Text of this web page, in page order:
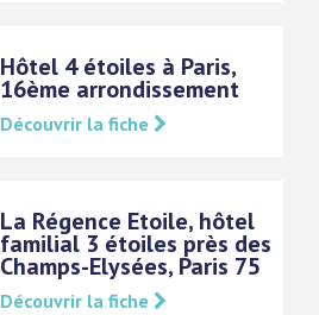
Hôtel 4 étoiles à Paris,
16ème arrondissement
Découvrir la fiche
La Régence Etoile, hôtel
familial 3 étoiles près des
Champs-Elysées, Paris 75
Découvrir la fiche